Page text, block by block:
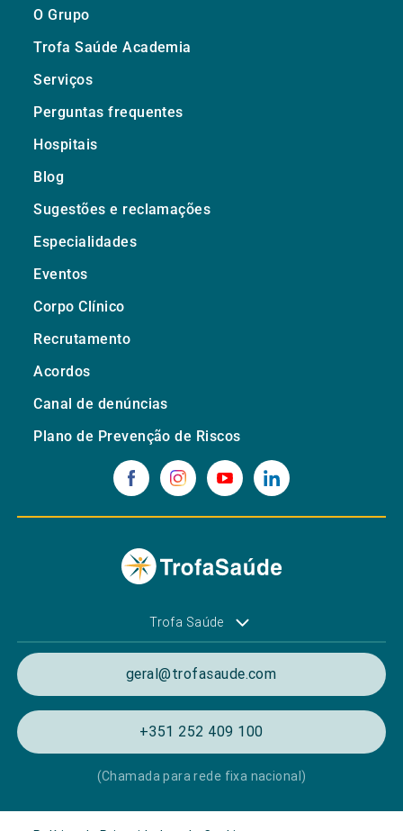
O Grupo
Trofa Saúde Academia
Serviços
Perguntas frequentes
Hospitais
Blog
Sugestões e reclamações
Especialidades
Eventos
Corpo Clínico
Recrutamento
Acordos
Canal de denúncias
Plano de Prevenção de Riscos
Trofa Saúde
geral@trofasaude.com
+351 252 409 100
(Chamada para rede fixa nacional)